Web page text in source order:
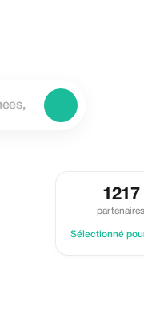
1217
partenaires
Sélectionné